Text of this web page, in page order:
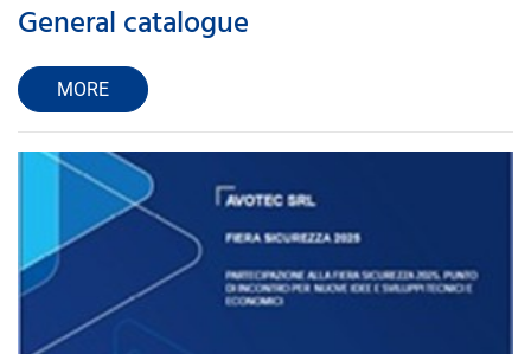
General catalogue
MORE